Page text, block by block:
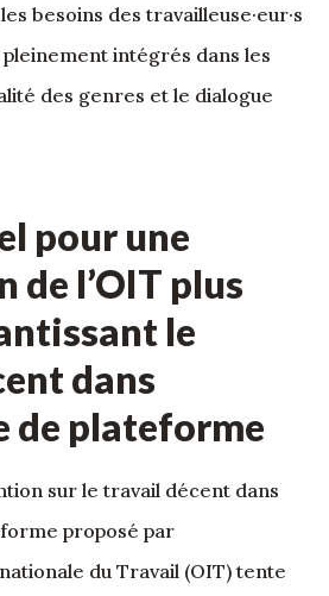
besoins des travailleuse·eur·s
intégrés dans les
des genres et le dialogue
pour une
de l’OIT plus
le
dans
de plateforme
sur le travail décent dans
proposé par
du Travail (OIT) tente